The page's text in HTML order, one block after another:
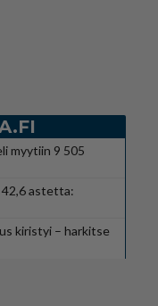
myytiin 9 505
42,6 astetta:
kiristyi – harkitse